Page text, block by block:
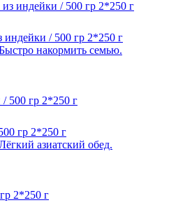
индейки / 500 гр 2*250 г
накормить семью.
гр 2*250 г
азиатский обед.